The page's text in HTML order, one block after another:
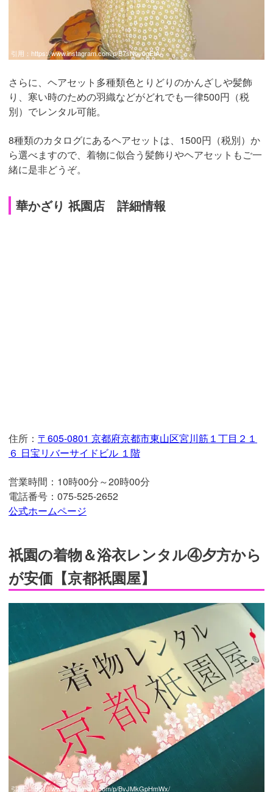
引用： https://www.instagram.com/p/B7sNby0gEtA/
さらに、ヘアセット多種類色とりどりのかんざしや髪飾
り、寒い時のための羽織などがどれでも一律500円（税
別）でレンタル可能。
8種類のカタログにあるヘアセットは、1500円（税別）か
ら選べますので、着物に似合う髪飾りやヘアセットもご一
緒に是非どうぞ。
華かざり 祇園店 詳細情報
住所： 〒605-0801 京都府京都市東山区宮川筋１丁目２１
６ 日宝リバーサイドビル １階
営業時間：10時00分～20時00分
電話番号：075-525-2652
公式ホームページ
祇園の着物＆浴衣レンタル④夕方から
が安価【京都祇園屋】
引用：https://www.instagram.com/p/BvJMkGpHmWx/